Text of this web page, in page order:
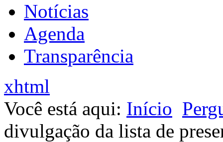
Notícias
Agenda
Transparência
xhtml
Você está aqui: Início
divulgação da lista de